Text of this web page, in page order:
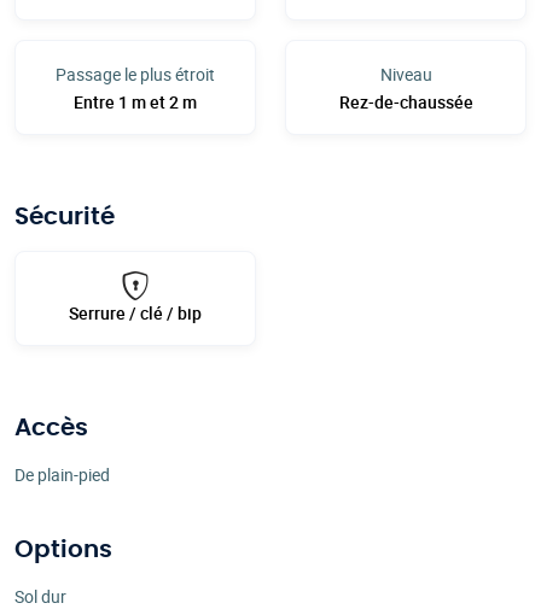
Passage le plus étroit
Entre 1 m et 2 m
Niveau
Rez-de-chaussée
Sécurité
Serrure / clé / bip
Accès
De plain-pied
Options
Sol dur